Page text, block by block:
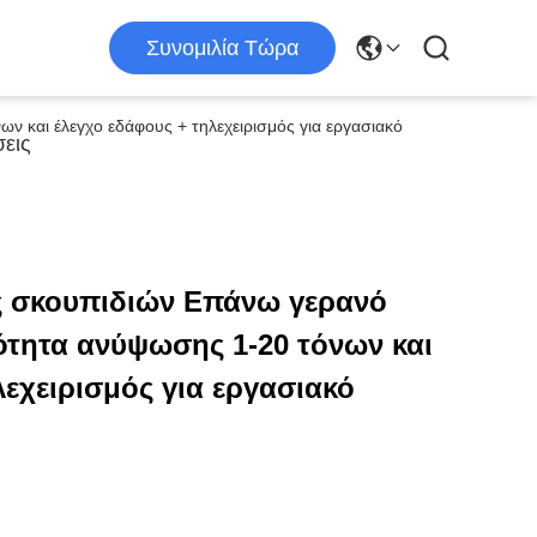
Συνομιλία Τώρα
έλεγχο εδάφους + τηλεχειρισμός για εργασιακό
σκουπιδιών Επάνω γερανό
ανύψωσης 1-20 τόνων και
για εργασιακό